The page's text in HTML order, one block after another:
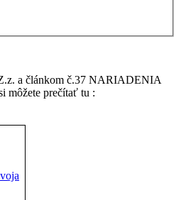
Z.z. a článkom č.37 NARIADENIA
môžete prečítať tu :